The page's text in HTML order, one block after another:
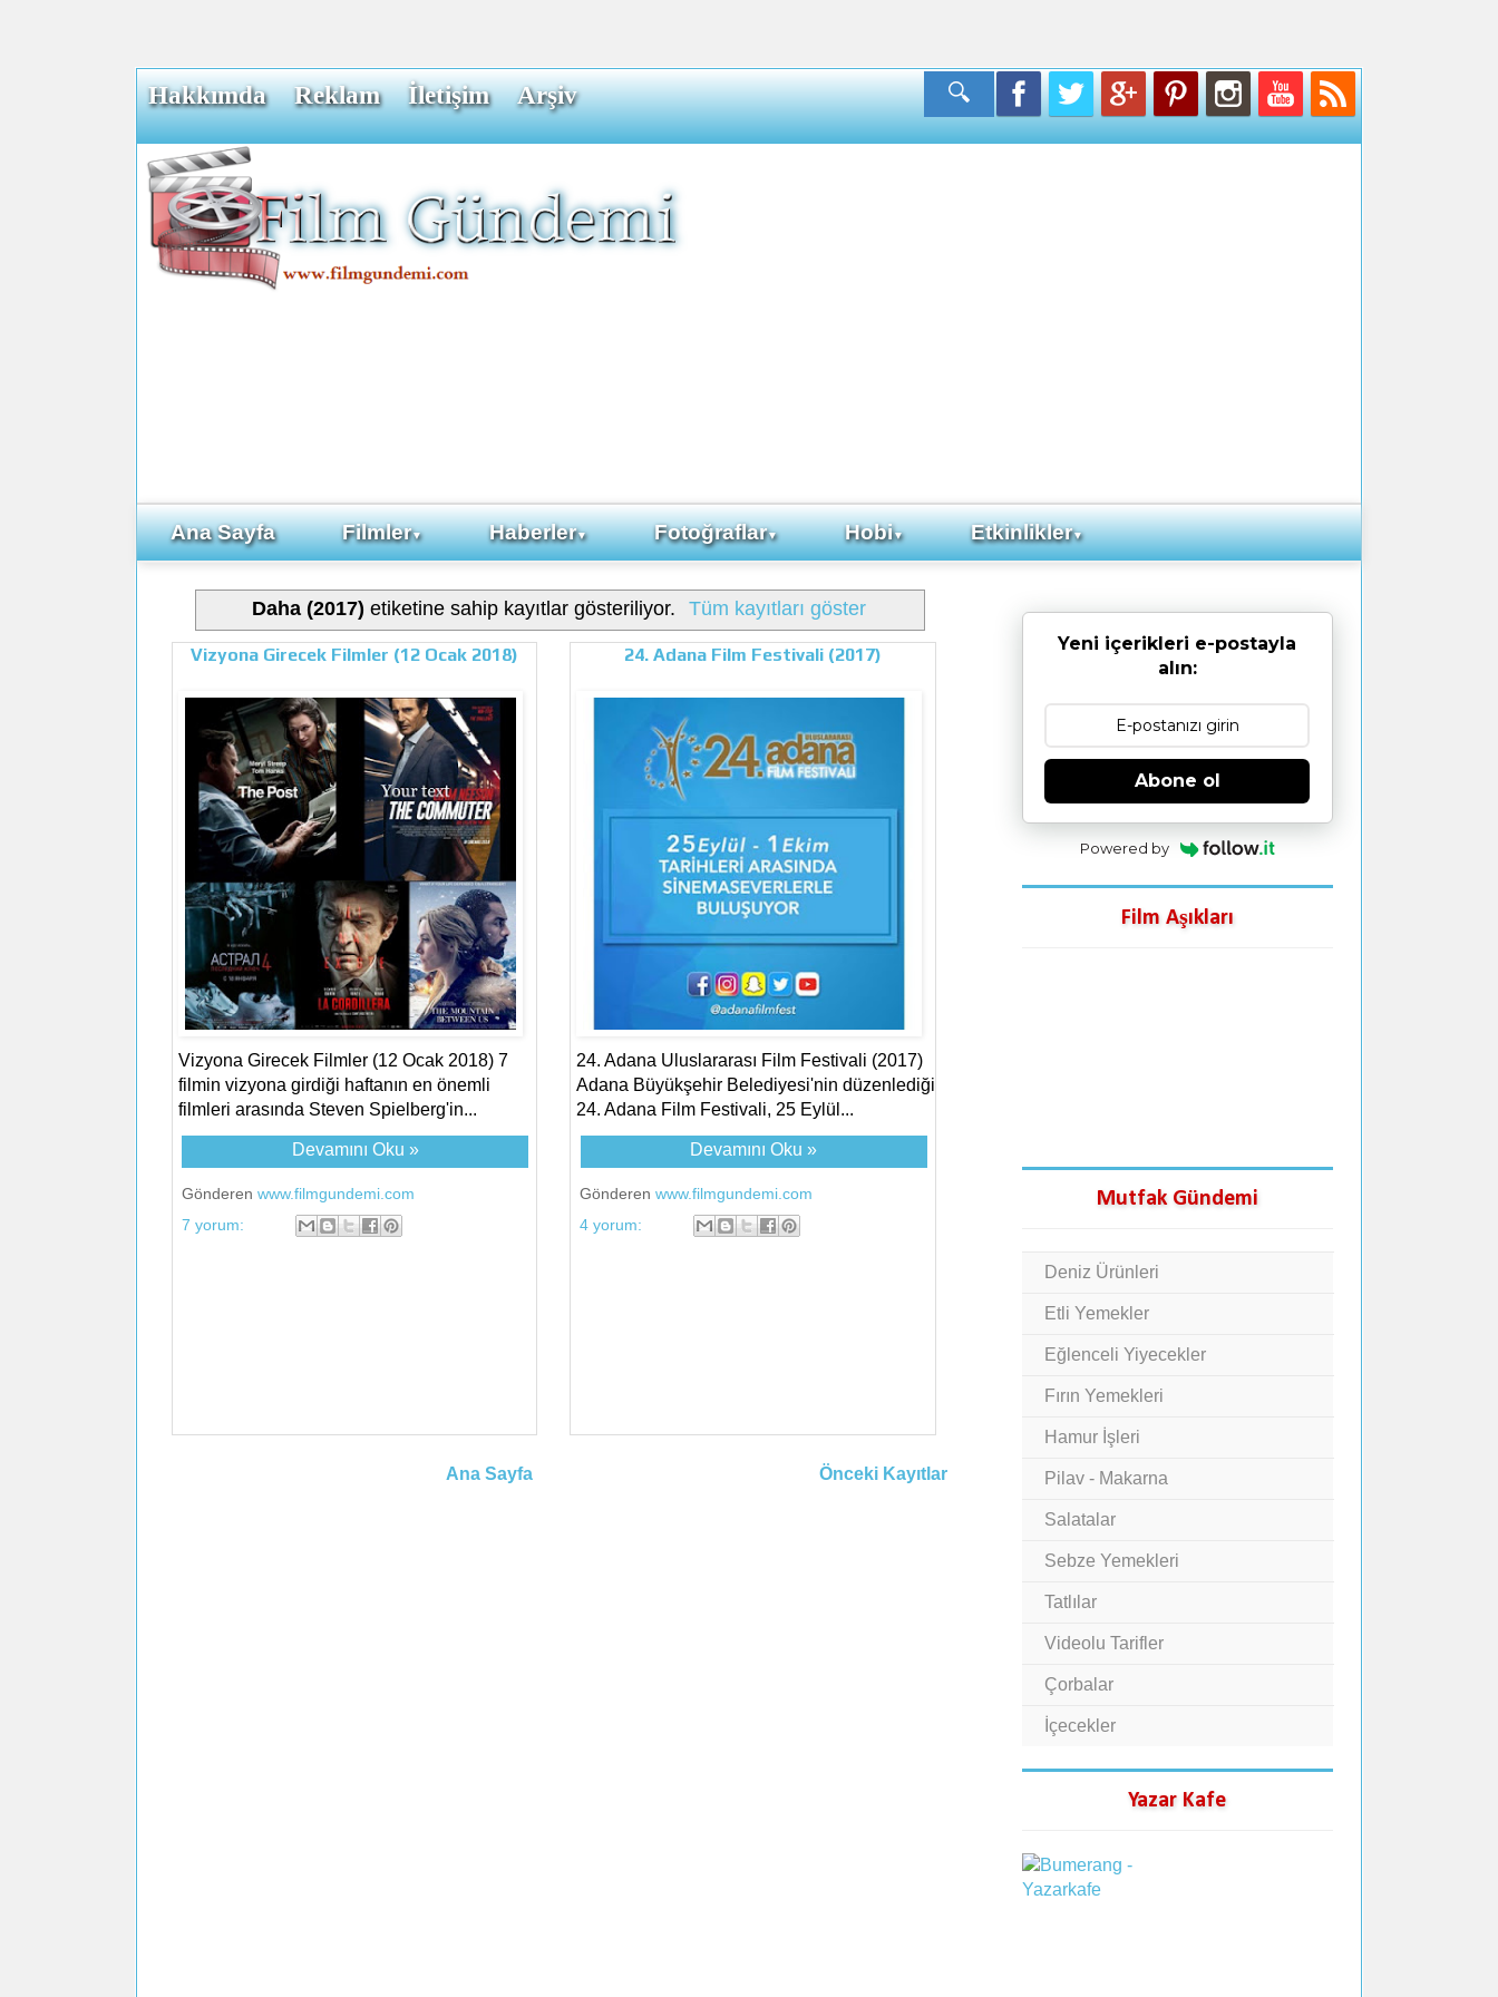
Hakkımda Reklam İletişim Arşiv
Ana Sayfa Filmler▼ Haberler▼ Fotoğraflar▼ Hobi▼ Etkinlikler▼
Daha (2017) etiketine sahip kayıtlar gösteriliyor. Tüm kayıtları göster
Vizyona Girecek Filmler (12 Ocak 2018)
Vizyona Girecek Filmler (12 Ocak 2018) 7
filmin vizyona girdiği haftanın en önemli
filmleri arasında Steven Spielberg'in...
Devamını Oku »
Gönderen www.filmgundemi.com
7 yorum:
24. Adana Film Festivali (2017)
24. Adana Uluslararası Film Festivali (2017)
Adana Büyükşehir Belediyesi'nin düzenlediği
24. Adana Film Festivali, 25 Eylül...
Devamını Oku »
Gönderenwww.filmgundemi.com
4 yorum:
Önceki Kayıtlar
Ana Sayfa
Yeni içerikleri e-postayla
alın:
Abone ol
Powered by
Film Aşıkları
Mutfak Gündemi
Deniz Ürünleri
Etli Yemekler
Eğlenceli Yiyecekler
Fırın Yemekleri
Hamur İşleri
Pilav - Makarna
Salatalar
Sebze Yemekleri
Tatlılar
Videolu Tarifler
Çorbalar
İçecekler
Yazar Kafe